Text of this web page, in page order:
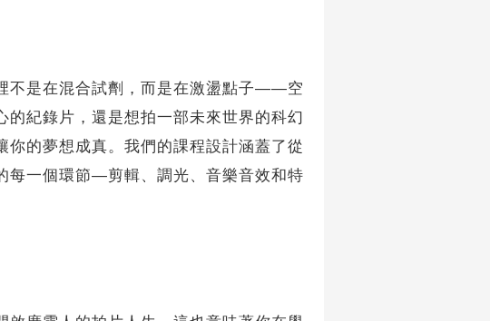
是在混合試劑，而是在激盪點子——空
紀錄片，還是想拍一部未來世界的科幻
的夢想成真。我們的課程設計涵蓋了從
每一個環節—剪輯、調光、音樂音效和特